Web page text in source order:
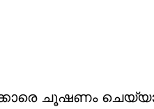
ചൂഷണം